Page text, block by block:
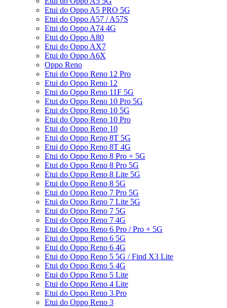
Etui do Oppo A5 PRO 5G
Etui do Oppo A57 / A57S
Etui do Oppo A74 4G
Etui do Oppo A80
Etui do Oppo AX7
Etui do Oppo A6X
Oppo Reno
Etui do Oppo Reno 12 Pro
Etui do Oppo Reno 12
Etui do Oppo Reno 11F 5G
Etui do Oppo Reno 10 Pro 5G
Etui do Oppo Reno 10 5G
Etui do Oppo Reno 10 Pro
Etui do Oppo Reno 10
Etui do Oppo Reno 8T 5G
Etui do Oppo Reno 8T 4G
Etui do Oppo Reno 8 Pro + 5G
Etui do Oppo Reno 8 Pro 5G
Etui do Oppo Reno 8 Lite 5G
Etui do Oppo Reno 8 5G
Etui do Oppo Reno 7 Pro 5G
Etui do Oppo Reno 7 Lite 5G
Etui do Oppo Reno 7 5G
Etui do Oppo Reno 7 4G
Etui do Oppo Reno 6 Pro / Pro + 5G
Etui do Oppo Reno 6 5G
Etui do Oppo Reno 6 4G
Etui do Oppo Reno 5 5G / Find X3 Lite
Etui do Oppo Reno 5 4G
Etui do Oppo Reno 5 Lite
Etui do Oppo Reno 4 Lite
Etui do Oppo Reno 3 Pro
Etui do Oppo Reno 3